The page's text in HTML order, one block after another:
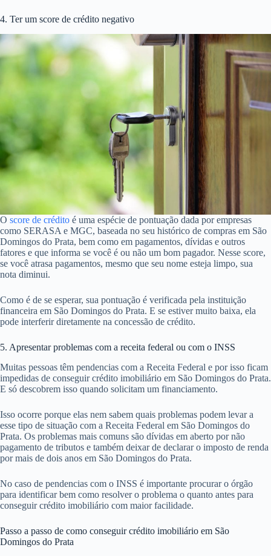
4. Ter um score de crédito negativo
O score de crédito é uma espécie de pontuação dada por empresas
como SERASA e MGC, baseada no seu histórico de compras em São
Domingos do Prata, bem como em pagamentos, dívidas e outros
fatores e que informa se você é ou não um bom pagador. Nesse score,
se você atrasa pagamentos, mesmo que seu nome esteja limpo, sua
nota diminui.
Como é de se esperar, sua pontuação é verificada pela instituição
financeira em São Domingos do Prata. E se estiver muito baixa, ela
pode interferir diretamente na concessão de crédito.
5. Apresentar problemas com a receita federal ou com o INSS
Muitas pessoas têm pendencias com a Receita Federal e por isso ficam
impedidas de conseguir crédito imobiliário em São Domingos do Prata.
E só descobrem isso quando solicitam um financiamento.
Isso ocorre porque elas nem sabem quais problemas podem levar a
esse tipo de situação com a Receita Federal em São Domingos do
Prata. Os problemas mais comuns são dívidas em aberto por não
pagamento de tributos e também deixar de declarar o imposto de renda
por mais de dois anos em São Domingos do Prata.
No caso de pendencias com o INSS é importante procurar o órgão
para identificar bem como resolver o problema o quanto antes para
conseguir crédito imobiliário com maior facilidade.
Passo a passo de como conseguir crédito imobiliário em São
Domingos do Prata